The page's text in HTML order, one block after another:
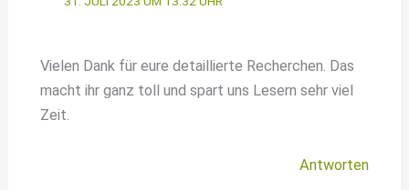
Vielen Dank für eure detaillierte Recherchen. Das
macht ihr ganz toll und spart uns Lesern sehr viel
Zeit.
Antworten